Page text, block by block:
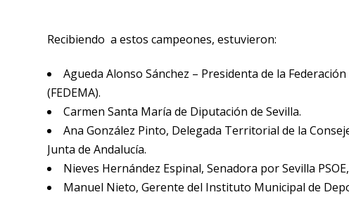
Recibiendo a estos campeones, estuvieron:
Agueda Alonso Sánchez – Presidenta de la
(FEDEMA).
Carmen Santa María de Diputación de Sevilla.
Ana González Pinto, Delegada Territorial de la
Junta de Andalucía.
Nieves Hernández Espinal, Senadora por Sevilla
Manuel Nieto, Gerente del Instituto Municipal de